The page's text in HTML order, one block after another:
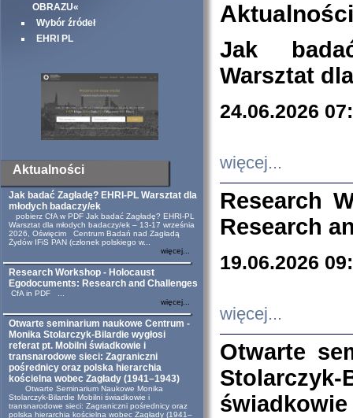
OBRAZU«
Wybór źródeł
EHRI PL
Aktualności
Jak badać Zagładę? EHRI-PL Warsztat dla
młodych badaczy/ek
pobierz CfA w PDF Jak badać Zagładę? EHRI-PL
Warsztat dla młodych badaczy/ek – 13-17 września
2026, Oświęcim Centrum Badań nad Zagładą
Żydów IFiS PAN (członek polskiego w...
więcej...
Research Workshop - Holocaust
Egodocuments: Research and Challenges
CfA in PDF ...
więcej...
Otwarte seminarium naukowe Centrum -
Monika Stolarczyk-Bilardie wygłosi
referat pt. Mobilni świadkowie i
transnarodowe sieci: Zagraniczni
pośrednicy oraz polska hierarchia
kościelna wobec Zagłady (1941–1943)
Otwarte Seminarium Naukowe Monika
Stolarczyk-Bilardie Mobilni świadkowie i
transnarodowe sieci: Zagraniczni pośrednicy oraz
polska hierarchia kościelna wobec Zagłady (1941–
Aktualności
Jak
Warsztat
24.06.2026
więcej...
Research
Research
19.06.2026
więcej...
Otwarte